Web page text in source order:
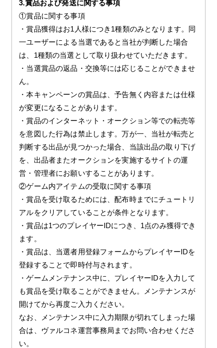
3.賞品および発送に関する事項
①賞品に関する事項
・賞品獲得はお1人様につき1種類のみとなります。同
一ユーザーによる当選であると当社が判断した場合
は、1種類の当選として取り扱わせていただきます。
・当選賞品の返品・交換等には応じることができませ
ん。
・本キャンペーンの賞品は、予告無く内容または仕様
が変更になることがあります。
・賞品のインターネット・オークション等での転売等
を意図した行為は禁止します。万が一、当社が転売と
判断する出品が見つかった場合、当該出品の取り下げ
を、出品者またオークションを実施するサイトの運
営・管理者にお願いすることがあります。
②ゲーム内アイテムの受取に関する事項
・賞品を受け取るためには、配布時までにチュートリ
アルをクリアしていることが条件となります。
・賞品は1つのプレイヤーIDにつき、1点のみ獲得でき
ます。
・賞品は、当選者用登録フォームからプレイヤーIDを
登録することで即時付与されます。
・ゲームメンテナンス中に、プレイヤーIDを入力して
も賞品を受け取ることができません。メンテナンスが
開けてから再度ご入力ください。
なお、メンテナンス中に入力期限が切れてしまった場
合は、ヴァルコネ運営事務局までお問い合わせくださ
い。